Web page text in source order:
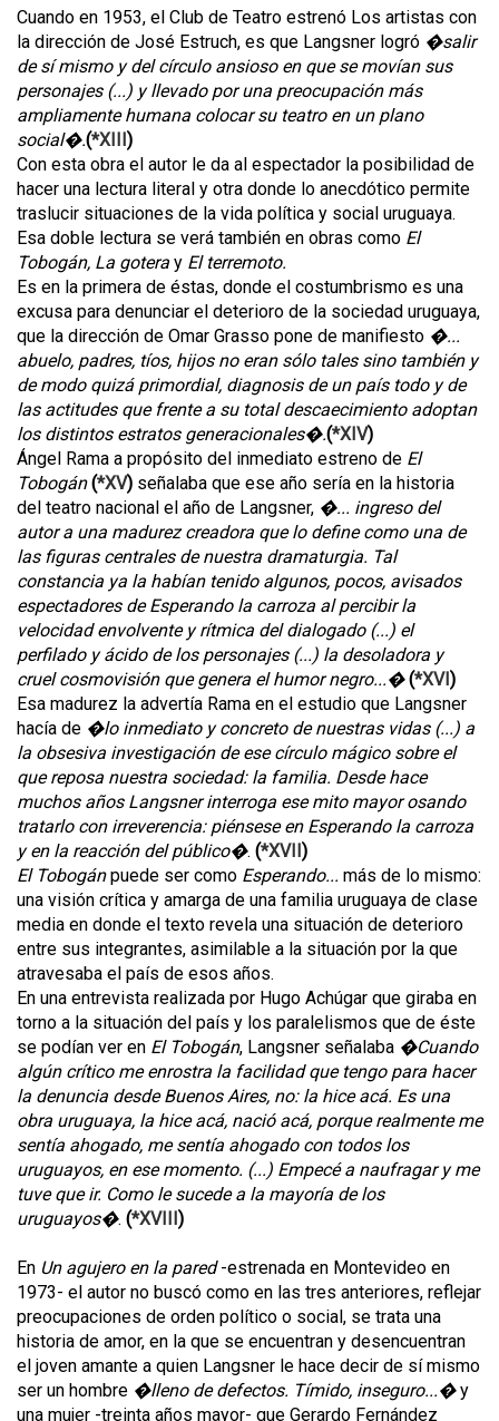
Cuando en 1953, el Club de Teatro estrenó Los artistas con
la dirección de José Estruch, es que Langsner logró �salir
de sí mismo y del círculo ansioso en que se movían sus
personajes (...) y llevado por una preocupación más
ampliamente humana colocar su teatro en un plano
social�.(*XIII)
Con esta obra el autor le da al espectador la posibilidad de
hacer una lectura literal y otra donde lo anecdótico permite
traslucir situaciones de la vida política y social uruguaya.
Esa doble lectura se verá también en obras como El
Tobogán, La gotera y El terremoto.
Es en la primera de éstas, donde el costumbrismo es una
excusa para denunciar el deterioro de la sociedad uruguaya,
que la dirección de Omar Grasso pone de manifiesto �...
abuelo, padres, tíos, hijos no eran sólo tales sino también y
de modo quizá primordial, diagnosis de un país todo y de
las actitudes que frente a su total descaecimiento adoptan
los distintos estratos generacionales�.(*XIV)
Ángel Rama a propósito del inmediato estreno de El
Tobogán (*XV) señalaba que ese año sería en la historia
del teatro nacional el año de Langsner, �... ingreso del
autor a una madurez creadora que lo define como una de
las figuras centrales de nuestra dramaturgia. Tal
constancia ya la habían tenido algunos, pocos, avisados
espectadores de Esperando la carroza al percibir la
velocidad envolvente y rítmica del dialogado (...) el
perfilado y ácido de los personajes (...) la desoladora y
cruel cosmovisión que genera el humor negro...� (*XVI)
Esa madurez la advertía Rama en el estudio que Langsner
hacía de �lo inmediato y concreto de nuestras vidas (...) a
la obsesiva investigación de ese círculo mágico sobre el
que reposa nuestra sociedad: la familia. Desde hace
muchos años Langsner interroga ese mito mayor osando
tratarlo con irreverencia: piénsese en Esperando la carroza
y en la reacción del público�. (*XVII)
El Tobogánpuede ser como Esperando... más de lo mismo:
una visión crítica y amarga de una familia uruguaya de clase
media en donde el texto revela una situación de deterioro
entre sus integrantes, asimilable a la situación por la que
atravesaba el país de esos años.
En una entrevista realizada por Hugo Achúgar que giraba en
torno a la situación del país y los paralelismos que de éste
se podían ver en El Tobogán, Langsner señalaba �Cuando
algún crítico me enrostra la facilidad que tengo para hacer
la denuncia desde Buenos Aires, no: la hice acá. Es una
obra uruguaya, la hice acá, nació acá, porque realmente me
sentía ahogado, me sentía ahogado con todos los
uruguayos, en ese momento. (...) Empecé a naufragar y me
tuve que ir. Como le sucede a la mayoría de los
uruguayos�. (*XVIII)
En Un agujero en la pared-estrenada en Montevideo en
1973- el autor no buscó como en las tres anteriores, reflejar
preocupaciones de orden político o social, se trata una
historia de amor, en la que se encuentran y desencuentran
el joven amante a quien Langsner le hace decir de sí mismo
ser un hombre �lleno de defectos. Tímido, inseguro...�y
una mujer -treinta años mayor- que Gerardo Fernández